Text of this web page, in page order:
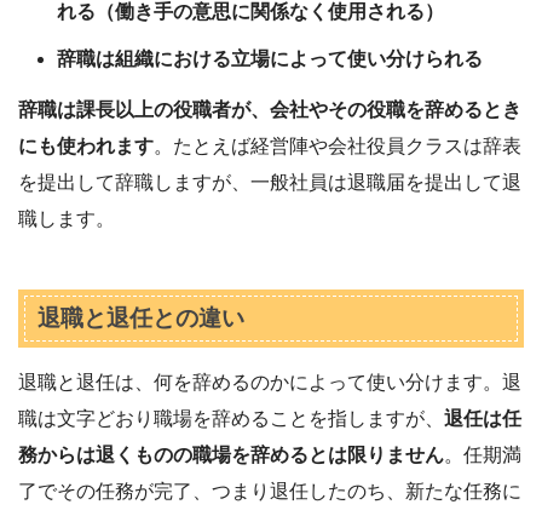
れる（働き手の意思に関係なく使用される）
辞職は組織における立場によって使い分けられる
辞職は課長以上の役職者が、会社やその役職を辞めるとき
にも使われます。たとえば経営陣や会社役員クラスは辞表
を提出して辞職しますが、一般社員は退職届を提出して退
職します。
退職と退任との違い
退職と退任は、何を辞めるのかによって使い分けます。退
職は文字どおり職場を辞めることを指しますが、 退任は任
務からは退くものの職場を辞めるとは限りません。任期満
了でその任務が完了、つまり退任したのち、新たな任務に